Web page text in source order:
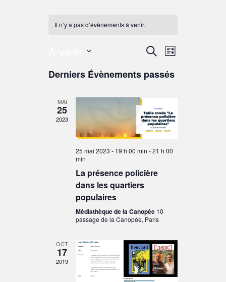
Il n’y a pas d’évènements à venir.
Recherche
navigation
vues
Évènements
RechercheNavigation
vues
Liste
une
Derniers Évènements passés
MAI
25
2023
25 mai 2023 - 19 h 00 min -21 h 00
min
La présence policière
dans les quartiers
populaires
Médiathèque de la Canopée 10
passage de la Canopée, Paris
OCT
17
2019